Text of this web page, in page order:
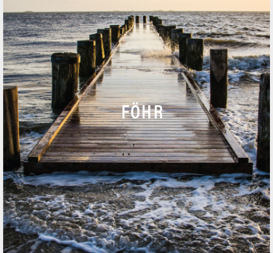
FÖHR
T+49 (0)4681 / 74 10 – 0
F +49 (0)4681 / 74 10 – 20
ANRUF
NACHRICHT